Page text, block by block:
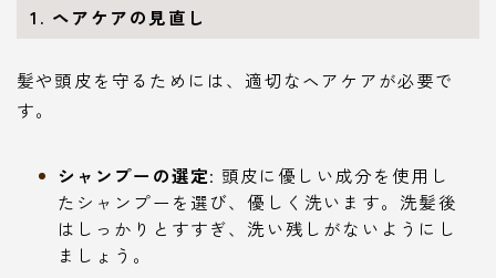
1. ヘアケアの見直し
髪や頭皮を守るためには、適切なヘアケアが必要で
す。
シャンプーの選定: 頭皮に優しい成分を使用し
たシャンプーを選び、優しく洗います。洗髪後
はしっかりとすすぎ、洗い残しがないようにし
ましょう。